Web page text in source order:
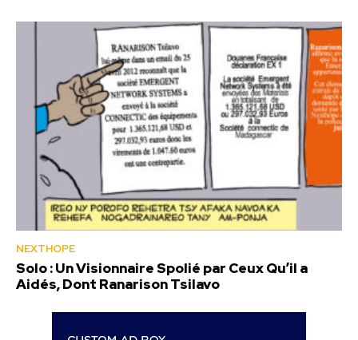
NEXTHOPE
Solo : Un Visionnaire Spolié par Ceux Qu’il a
Aidés, Dont Ranarison Tsilavo